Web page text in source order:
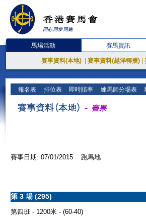
馬場活動 賽馬資訊
賽事資料(本地) 賽事資料(越洋轉播)
報名表 排位表 即時賠率 練馬師分場表
賽事日期: 07/01/2015 跑馬地
第 3 場 (295)
第四班 - 1200米 - (60-40)